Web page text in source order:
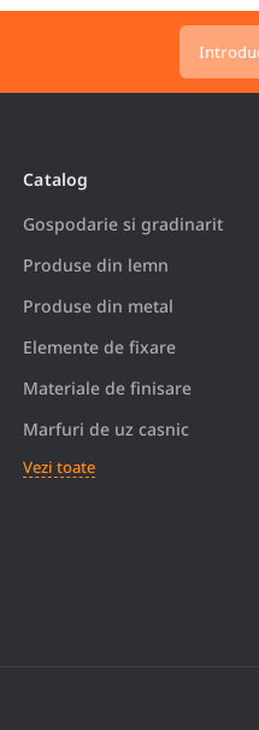
Introduceți
mailul
Catalog
Gospodarie si gradinarit
Produse din lemn
Produse din metal
Elemente de fixare
Materiale de finisare
Marfuri de uz casnic
Vezi toate